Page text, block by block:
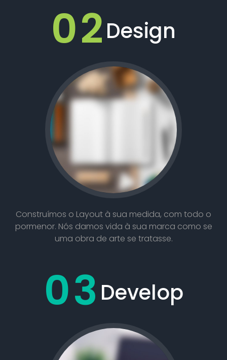
02Design
Construímos o Layout à sua medida, com todo o
pormenor. Nós damos vida à sua marca como se
uma obra de arte se tratasse.
03 Develop